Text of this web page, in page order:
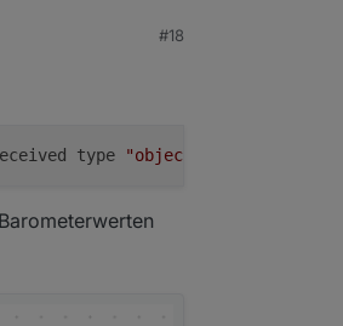
#18
type "object"